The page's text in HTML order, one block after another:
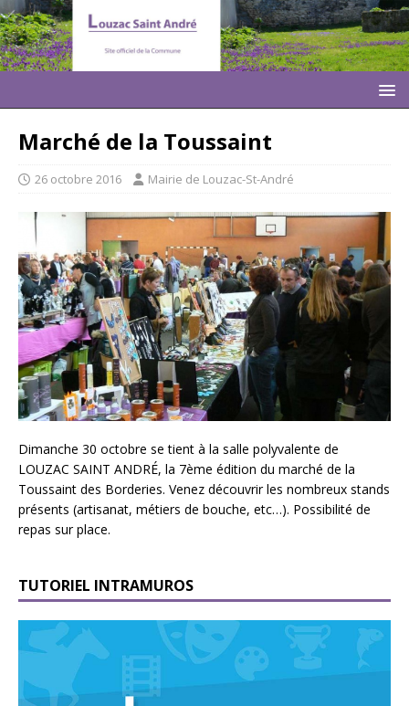
Marché de la Toussaint
26 octobre 2016 Mairie de Louzac-St-André
Dimanche 30 octobre se tient à la salle polyvalente de
LOUZAC SAINT ANDRÉ, la 7ème édition du marché de la
Toussaint des Borderies. Venez découvrir les nombreux stands
présents (artisanat, métiers de bouche, etc…). Possibilité de
repas sur place.
TUTORIEL INTRAMUROS